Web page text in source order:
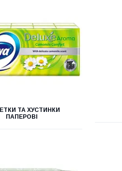
ТА ХУСТИНКИ
ПАПЕРОВІ